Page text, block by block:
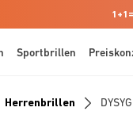
Sportbrillen
Herrenbrillen